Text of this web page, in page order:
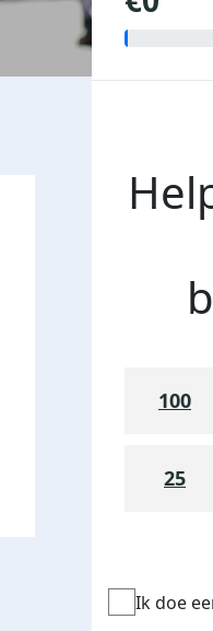
100
25
Ik doe